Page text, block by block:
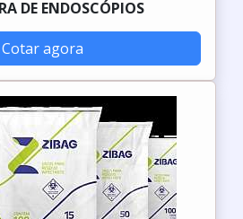
DE ENDOSCÓPIOS
Cotar agora